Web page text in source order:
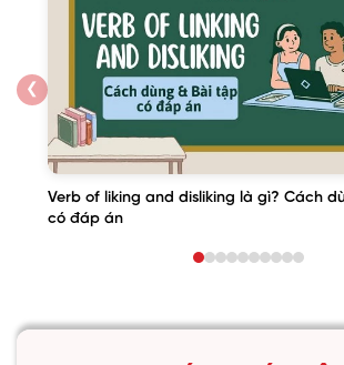
❮
Verb of liking and disliking là gì? Cách
có đáp án